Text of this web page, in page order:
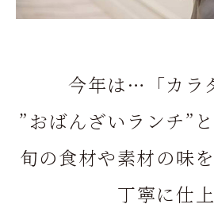
今年は…「カラ
”おばんざいランチ”
旬の食材や素材の味
丁寧に仕